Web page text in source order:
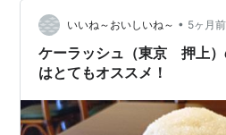
いいね～おいしいね～ • 5ヶ月前
ケーラッシュ（東京 押上
はとてもオススメ！